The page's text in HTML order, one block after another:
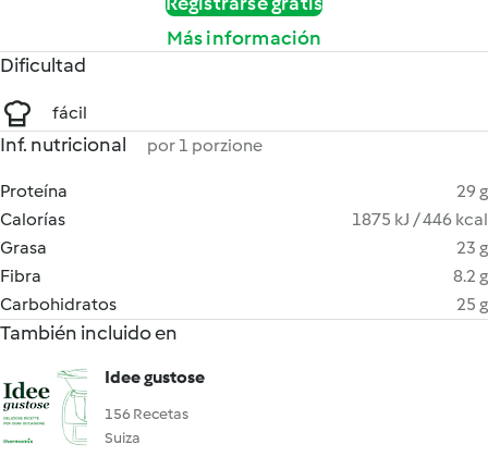
Más información
Dificultad
fácil
Inf. nutricional por 1 porzione
Proteína
29 g
Calorías
1875 kJ / 446 kcal
Grasa
23 g
Fibra
8.2 g
Carbohidratos
25 g
También incluido en
Idee gustose
156 Recetas
Suiza